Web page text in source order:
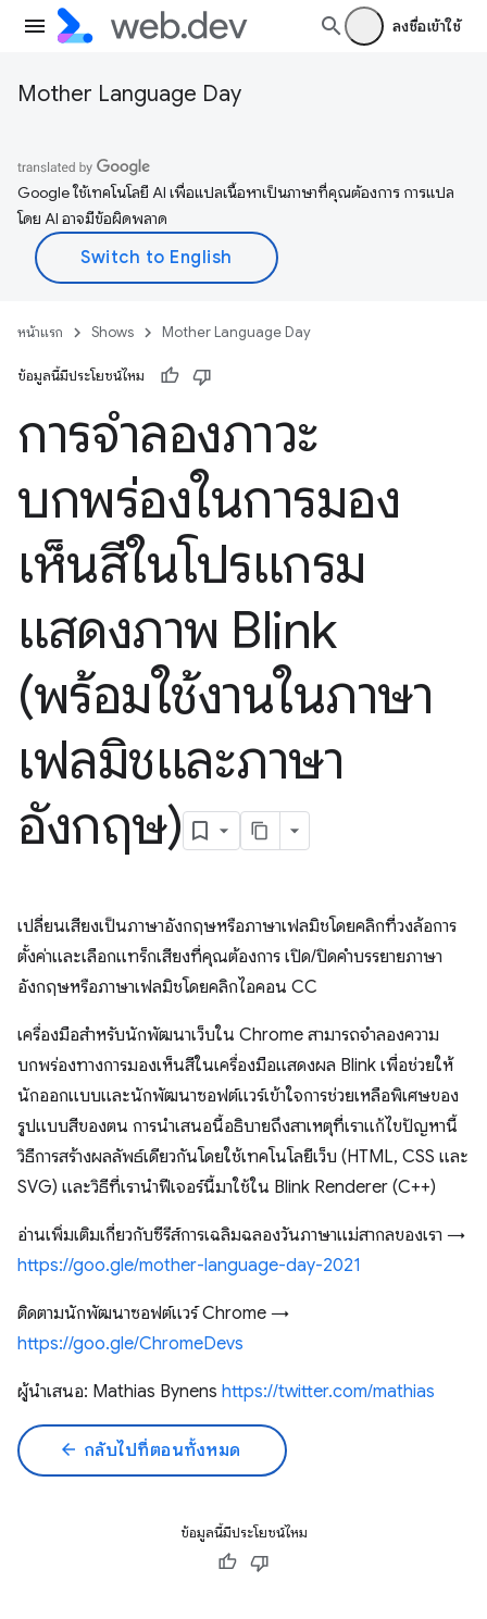
ลงชื่อเข้าใช้
Mother Language Day
Google ใช้เทคโนโลยี AI เพื่อแปลเนื้อหาเป็นภาษาที่คุณต้องการ การแปล
โดย AI อาจมีข้อผิดพลาด
หน้าแรก Shows Mother Language Day
ข้อมูลนี้มีประโยชน์ไหม
การจำลองภาวะ
บกพร่องในการมอง
เห็นสีในโปรแกรม
แสดงภาพ Blink
(พร้อมใช้งานในภาษา
เฟลมิชและภาษา
อังกฤษ)
เปลี่ยนเสียงเป็นภาษาอังกฤษหรือภาษาเฟลมิชโดยคลิกที่วงล้อการ
ตั้งค่าและเลือกแทร็กเสียงที่คุณต้องการ เปิด/ปิดคำบรรยายภาษา
อังกฤษหรือภาษาเฟลมิชโดยคลิกไอคอน CC
เครื่องมือสำหรับนักพัฒนาเว็บใน Chrome สามารถจำลองความ
บกพร่องทางการมองเห็นสีในเครื่องมือแสดงผล Blink เพื่อช่วยให้
นักออกแบบและนักพัฒนาซอฟต์แวร์เข้าใจการช่วยเหลือพิเศษของ
รูปแบบสีของตน การนำเสนอนี้อธิบายถึงสาเหตุที่เราแก้ไขปัญหานี้
วิธีการสร้างผลลัพธ์เดียวกันโดยใช้เทคโนโลยีเว็บ (HTML, CSS และ
SVG) และวิธีที่เรานำฟีเจอร์นี้มาใช้ใน Blink Renderer (C++)
อ่านเพิ่มเติมเกี่ยวกับซีรีส์การเฉลิมฉลองวันภาษาแม่สากลของเรา →
https://goo.gle/mother-language-day-2021
ติดตามนักพัฒนาซอฟต์แวร์ Chrome →
https://goo.gle/ChromeDevs
ผู้นำเสนอ: Mathias Bynens https://twitter.com/mathias​
arrow_back กลับไปที่ตอนทั้งหมด
ข้อมูลนี้มีประโยชน์ไหม